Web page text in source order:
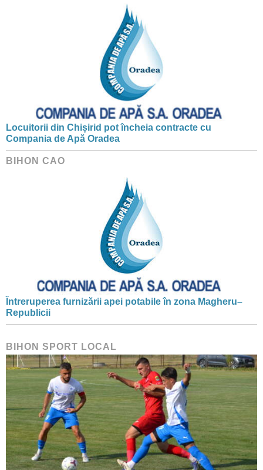
Locuitorii din Chișirid pot încheia contracte cu
Compania de Apă Oradea
BIHON CAO
Întreruperea furnizării apei potabile în zona Magheru–
Republicii
BIHON SPORT LOCAL